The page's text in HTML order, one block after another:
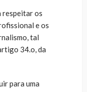
respeitar os
e os
tal
34.o, da
para uma